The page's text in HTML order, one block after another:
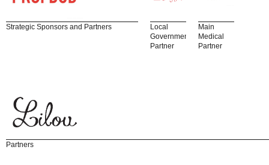
Strategic Sponsors and Partners
Local
Government
Partner
Main
Medical
Partner
Partners